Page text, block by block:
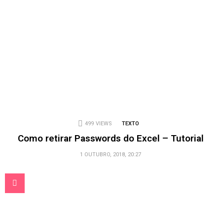
499 VIEWS TEXTO
Como retirar Passwords do Excel – Tutorial
1 OUTUBRO, 2018, 20:27